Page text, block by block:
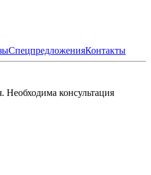
СпецпредложенияКонтакты
Необходима консультация